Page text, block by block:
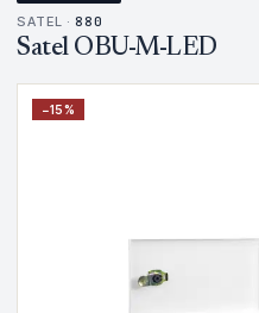
SATEL · 880
Satel OBU-M-LED
−15%